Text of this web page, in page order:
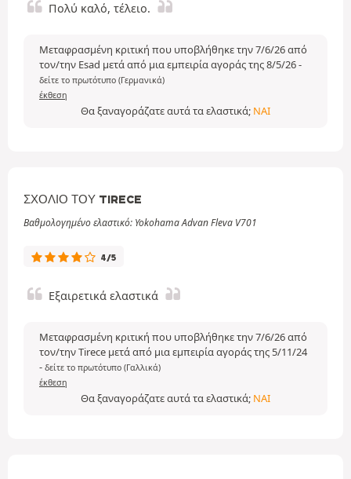
Πολύ καλό, τέλειο.
Μεταφρασμένη κριτική που υποβλήθηκε την 7/6/26 από
τον/την Esad μετά από μια εμπειρία αγοράς της 8/5/26-
δείτε το πρωτότυπο (Γερμανικά)
έκθεση
Θα ξαναγοράζατε αυτά τα ελαστικά; ΝΑΙ
ΣΧΌΛΙΟ ΤΟΥ TIRECE
Βαθμολογημένο ελαστικό: Yokohama Advan Fleva V701
4/5
Εξαιρετικά ελαστικά
Μεταφρασμένη κριτική που υποβλήθηκε την 7/6/26 από
τον/την Tirece μετά από μια εμπειρία αγοράς της 5/11/24
- δείτε το πρωτότυπο (Γαλλικά)
έκθεση
Θα ξαναγοράζατε αυτά τα ελαστικά; ΝΑΙ